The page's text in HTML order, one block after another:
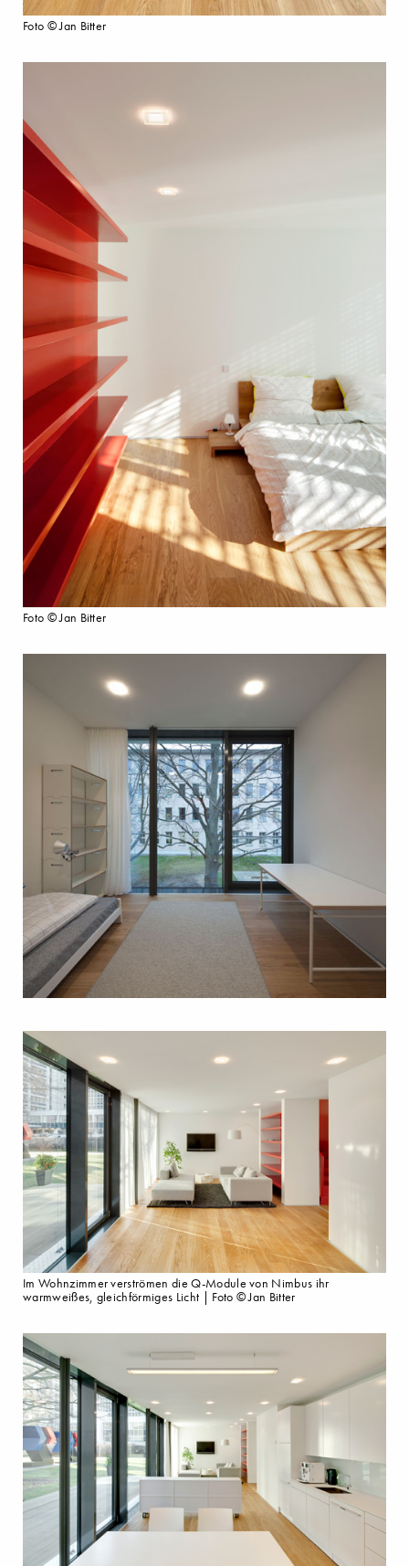
Im Wohnzimmer verströmen die Q-Module von Nimbus ihr
warmweißes, gleichförmiges Licht | Foto © Jan Bitter
Foto © Jan Bitter
Foto © Jan Bitter